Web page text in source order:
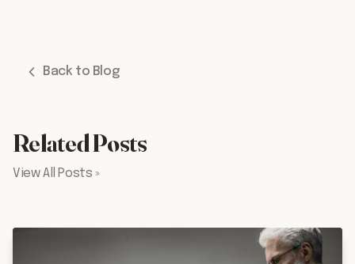
Back to Blog
Related Posts
View All Posts »